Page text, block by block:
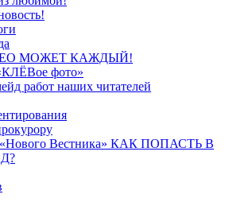
МОЖЕТ КАЖДЫЙ!
фото»
работ наших читателей
«Нового Вестника» КАК ПОПАСТЬ В